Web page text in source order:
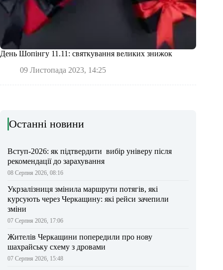
День Шопінгу 11.11: святкування великих знижок
09 Листопада 2023, 14:25
Останні новини
Вступ-2026: як підтвердити вибір універу після
рекомендації до зарахування
08 Серпня 2026, 08:16
Укрзалізниця змінила маршрути потягів, які
курсують через Черкащину: які рейси зачепили
зміни
07 Серпня 2026, 17:06
Жителів Черкащини попередили про нову
шахрайську схему з дровами
07 Серпня 2026, 15:48